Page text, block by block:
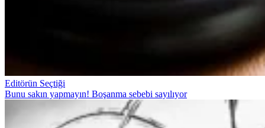
Editörün Seçtiği
Bunu sakın yapmayın! Boşanma sebebi sayılıyor